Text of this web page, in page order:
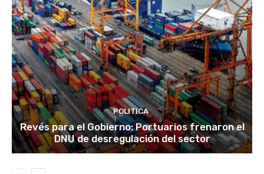
POLITICA
Revés para el Gobierno: Portuarios frenaron el
DNU de desregulación del sector